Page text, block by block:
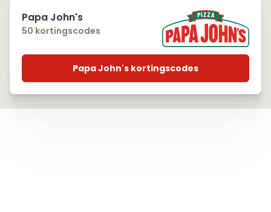
Papa John's
50 kortingscodes
Papa John's kortingscodes